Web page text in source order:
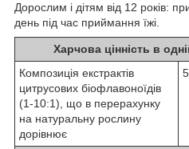
Дорослим і дітям від 12 років:
день під час приймання їжі.
Харчова цінність в
Композиція екстрактів
цитрусових біофлавоноїдів
(1-10:1), що в перерахунку
на натуральну рослину
дорівнює